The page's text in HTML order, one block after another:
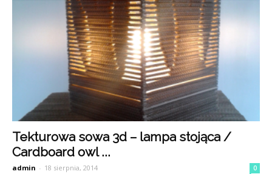
Tekturowa sowa 3d – lampa stojąca /
Cardboard owl ...
admin - 18 sierpnia, 2014 0